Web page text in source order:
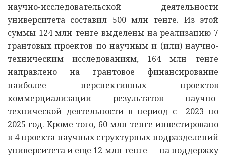
научно-исследовательской деятельности
университета составил 500 млн тенге. Из этой
суммы 124 млн тенге выделены на реализацию 7
грантовых проектов по научным и (или) научно-
техническим исследованиям, 164 млн тенге
направлено на грантовое финансирование
наиболее перспективных проектов
коммерциализации результатов научно-
технической деятельности в период с 2023 по
2025 год. Кроме того, 60 млн тенге инвестировано
в 4 проекта научных структурных подразделений
университета и еще 12 млн тенге — на поддержку